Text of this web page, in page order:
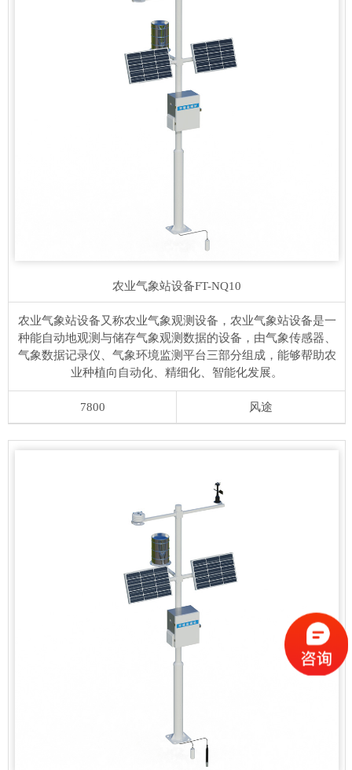
农业气象站设备FT-NQ10
农业气象站设备又称农业气象观测设备，农业气象站设备是一
种能自动地观测与储存气象观测数据的设备，由气象传感器、
气象数据记录仪、气象环境监测平台三部分组成，能够帮助农
业种植向自动化、精细化、智能化发展。
7800 风途